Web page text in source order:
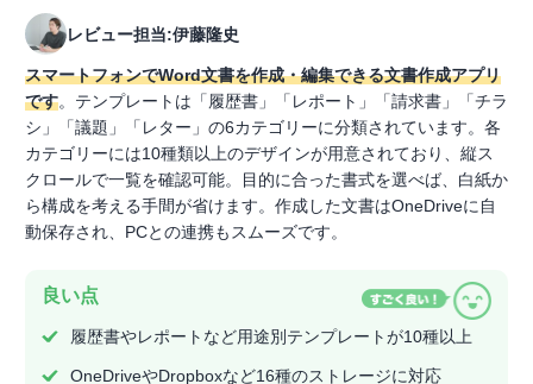
レビュー担当:伊藤隆史
スマートフォンでWord文書を作成・編集できる文書作成アプリ
です。テンプレートは「履歴書」「レポート」「請求書」「チラ
シ」「議題」「レター」の6カテゴリーに分類されています。各
カテゴリーには10種類以上のデザインが用意されており、縦ス
クロールで一覧を確認可能。目的に合った書式を選べば、白紙か
ら構成を考える手間が省けます。作成した文書はOneDriveに自
動保存され、PCとの連携もスムーズです。
良い点
履歴書やレポートなど用途別テンプレートが10種以上
OneDriveやDropboxなど16種のストレージに対応